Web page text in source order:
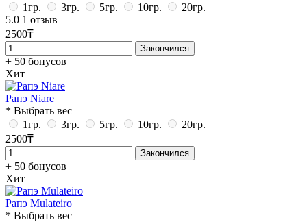
1гр.
3гр. 5гр. 10гр.
20гр.
5.0 1 отзыв
2500₸
Закончился
+ 50 бонусов
Хит
Рапэ Niare
* Выбрать вес
1гр.
3гр. 5гр. 10гр.
20гр.
2500₸
Закончился
+ 50 бонусов
Хит
Рапэ Mulateiro
* Выбрать вес